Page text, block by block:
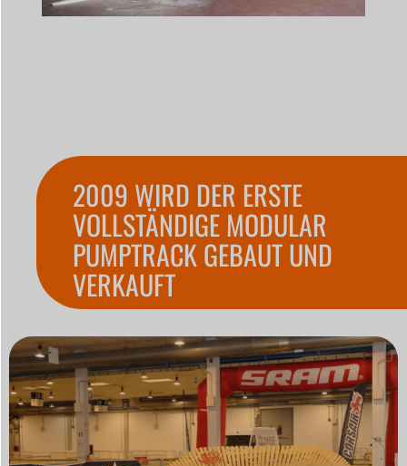
2009 WIRD DER ERSTE
VOLLSTÄNDIGE MODULAR
PUMPTRACK GEBAUT UND
VERKAUFT